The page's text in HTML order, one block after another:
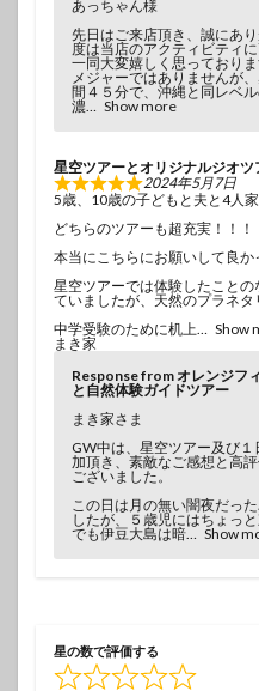
あっちゃん様
先日はご来店頂き、誠にあ
度は当店のアクティビティ
一同大変嬉しく思っており
メジャーではありませんが
間４５分で、沖縄と同レベ
濃
Show more
星空ツアーとオリジナルジオツ
2024年5月7日
5歳、10歳の子どもと夫と4人
どちらのツアーも超充実！！！
本当にこちらにお願いして良か
星空ツアーでは体験したこと
ていましたが、天然のプラネ
中学受験のために机上
Show
まき家
Response from オレンジフ
と自然体験ガイドツアー
まき家さま
GW中は、星空ツアー及び
加頂き、素敵なご感想と高
ございました。
この日は月の無い闇夜だっ
したが、５歳児にはちょっ
でも伊豆大島は暗
Show
星の数で評価する